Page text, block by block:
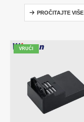
0od 5
PROČITAJTE VIŠE
VRUĆI